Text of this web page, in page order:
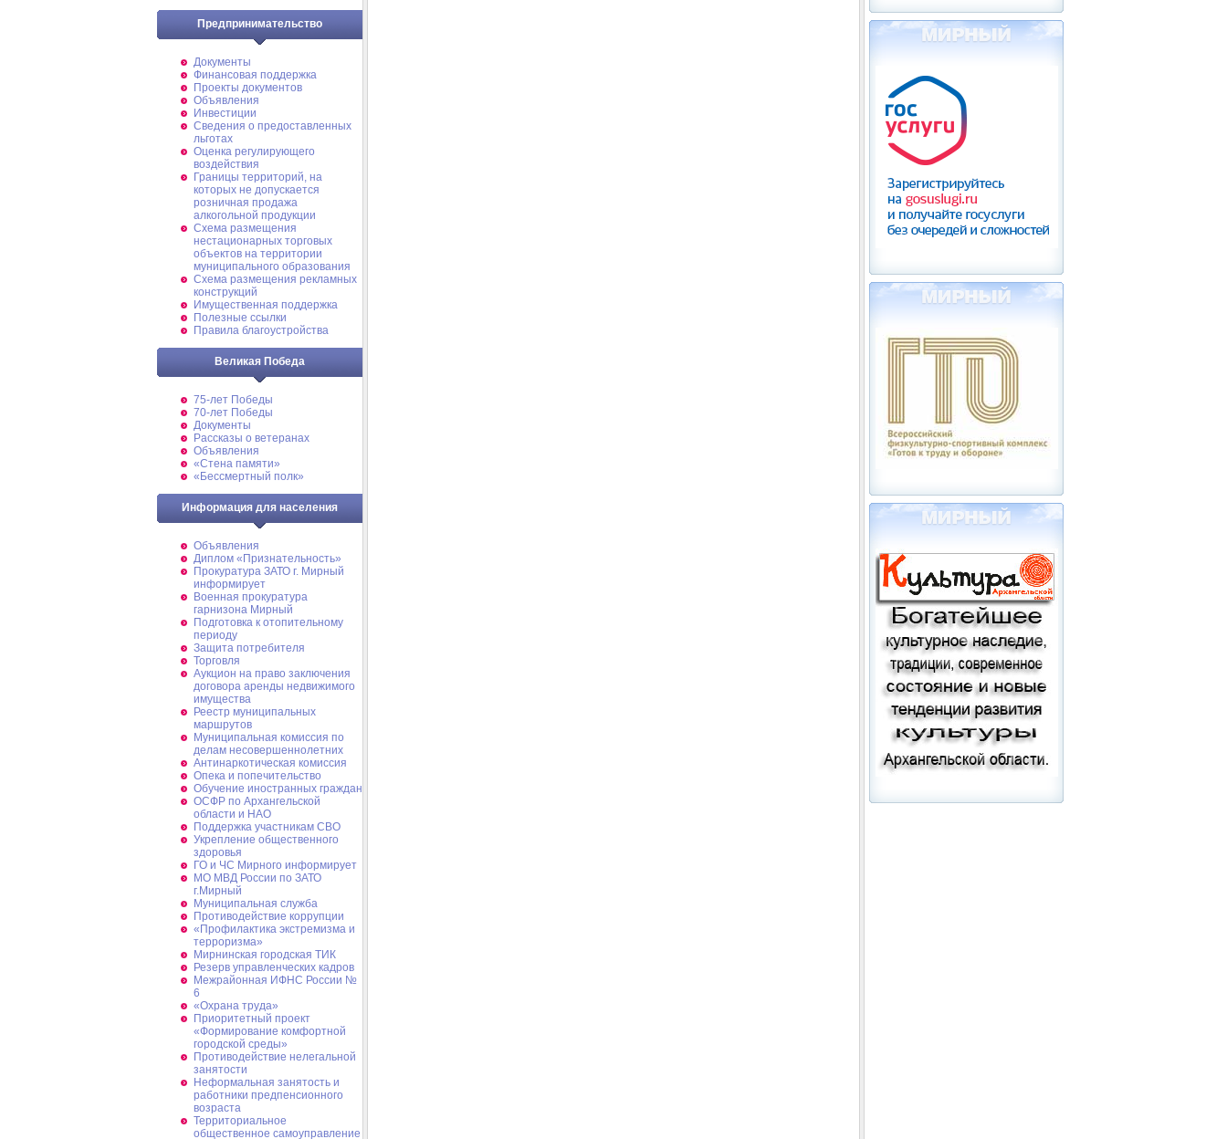
Предпринимательство
Документы
Финансовая поддержка
Проекты документов
Объявления
Инвестиции
Сведения о предоставленных
льготах
Оценка регулирующего
воздействия
Границы территорий, на
которых не допускается
розничная продажа
алкогольной продукции
Схема размещения
нестационарных торговых
объектов на территории
муниципального образования
Схема размещения рекламных
конструкций
Имущественная поддержка
Полезные ссылки
Правила благоустройства
Великая Победа
75-лет Победы
70-лет Победы
Документы
Рассказы о ветеранах
Объявления
«Стена памяти»
«Бессмертный полк»
Информация для населения
Объявления
Диплом «Признательность»
Прокуратура ЗАТО г. Мирный
информирует
Военная прокуратура
гарнизона Мирный
Подготовка к отопительному
периоду
Защита потребителя
Торговля
Аукцион на право заключения
договора аренды недвижимого
имущества
Реестр муниципальных
маршрутов
Муниципальная комиссия по
делам несовершеннолетних
Антинаркотическая комиссия
Опека и попечительство
Обучение иностранных граждан
ОСФР по Архангельской
области и НАО
Поддержка участникам СВО
Укрепление общественного
здоровья
ГО и ЧС Мирного информирует
МО МВД России по ЗАТО
г.Мирный
Муниципальная cлужба
Противодействие коррупции
«Профилактика экстремизма и
терроризма»
Мирнинская городская ТИК
Резерв управленческих кадров
Межрайонная ИФНС России №
6
«Охрана труда»
Приоритетный проект
«Формирование комфортной
городской среды»
Противодействие нелегальной
занятости
Неформальная занятость и
работники предпенсионного
возраста
Территориальное
общественное самоуправление